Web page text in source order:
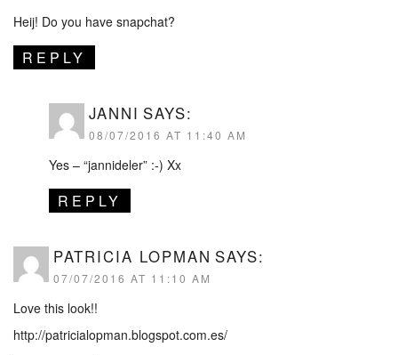
Heij! Do you have snapchat?
REPLY
JANNI SAYS:
08/07/2016 AT 11:40 AM
Yes – “jannideler” :-) Xx
REPLY
PATRICIA LOPMAN SAYS:
07/07/2016 AT 11:10 AM
Love this look!!
http://patricialopman.blogspot.com.es/